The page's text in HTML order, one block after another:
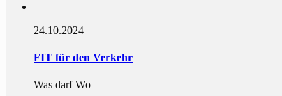
24.10.2024
FIT für den Verkehr
Was darf Wo